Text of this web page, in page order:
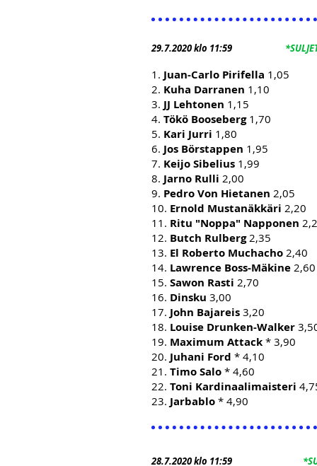
29.7.2020 klo 11:59
1. Juan-Carlo Pirifella 1,05
2. Kuha Darranen 1,10
3. JJ Lehtonen 1,15
4. Tökö Booseberg 1,70
5. Kari Jurri 1,80
6. Jos Börstappen 1,95
7. Keijo Sibelius 1,99
8. Jarno Rulli 2,00
9. Pedro Von Hietanen 2,05
10. Ernold Mustanäkkäri 2,20
11. Ritu "Noppa" Napponen
12. Butch Rulberg2,35
13. El Roberto Muchacho 2,40
14. Lawrence Boss-Mäkine 2,60
15. Sawon Rasti 2,70
16. Dinsku 3,00
17. John Bajareis 3,20
18. Louise Drunken-Walker
19. Maximum Attack * 3,90
20. Juhani Ford * 4,10
21. Timo Salo * 4,60
22. Toni Kardinaalimaisteri
23. Jarbablo * 4,90
28.7.2020 klo 11:59